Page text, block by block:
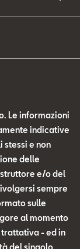
Le informazioni
indicative
e non
delle
e/o del
sempre
sulle
al momento
trattativa - ed in
del singolo